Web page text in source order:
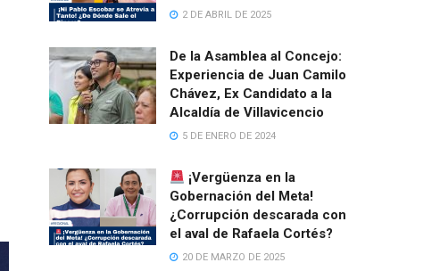
2 DE ABRIL DE 2025
De la Asamblea al Concejo:
Experiencia de Juan Camilo
Chávez, Ex Candidato a la
Alcaldía de Villavicencio
5 DE ENERO DE 2024
¡Vergüenza en la
Gobernación del Meta!
¿Corrupción descarada con
el aval de Rafaela Cortés?
20 DE MARZO DE 2025